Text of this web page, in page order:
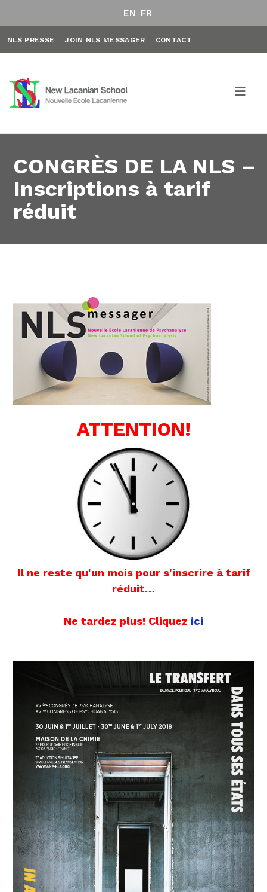
EN FR
NLS PRESSE JOIN NLS MESSAGER CONTACT
CONGRÈS DE LA NLS –
Inscriptions à tarif
réduit
ATTENTION!
Il ne reste qu'un mois pour s'inscrire à tarif
réduit…
Ne tardez plus! Cliquez ici